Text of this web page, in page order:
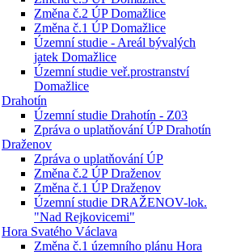
Změna č.2 ÚP Domažlice
Změna č.1 ÚP Domažlice
Územní studie - Areál bývalých
jatek Domažlice
Územní studie veř.prostranství
Domažlice
Drahotín
Územní studie Drahotín - Z03
Zpráva o uplatňování ÚP Drahotín
Draženov
Zpráva o uplatňování ÚP
Změna č.2 ÚP Draženov
Změna č.1 ÚP Draženov
Územní studie DRAŽENOV-lok.
"Nad Rejkovicemi"
Hora Svatého Václava
Změna č.1 územního plánu Hora